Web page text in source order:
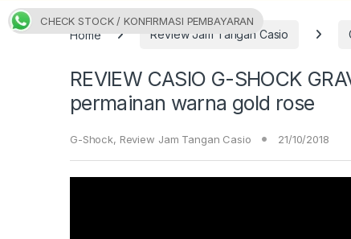
Home Review Jam Tangan Casio
REVIEW CASIO G-SHOCK
permainan warna gold rose
G-Shock, Review Jam Tangan Casio 21/10/2018
CHECK STOCK / KONFIRMASI PEMBAYARAN